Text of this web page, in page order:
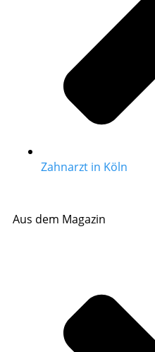
Zahnarzt in Köln
Aus dem Magazin